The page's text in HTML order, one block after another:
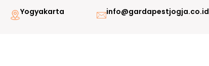
LewatiYogyakarta info@gardapestjogja.co.id